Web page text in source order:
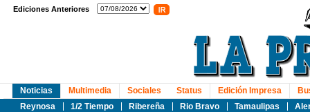
Ediciones Anteriores
Noticias
Reynosa
1/2 Tiempo Ribereña Rio Bravo Tamaulipas
Multimedia Sociales Status Edición Impresa